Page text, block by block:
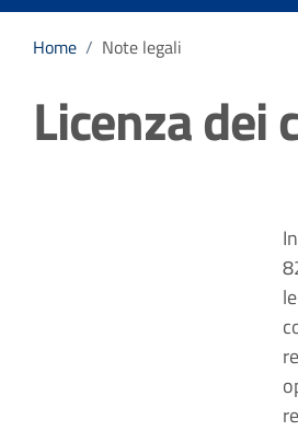
Home / Note legali
Licenza dei